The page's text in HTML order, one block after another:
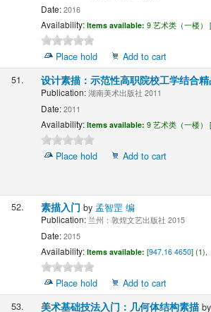
Date:2016
Availability: Items available: 9 艺术类（一楼） [
Place hold
Add to cart
51.
设计素描：示范性高职院校工学结合
Publication:湖南美术出版社 2011
Date:2011
Availability: Items available: 9 艺术类（一楼） [
Place hold Add to cart
52. 素描入门 by 孟智罡 编
Publication:兰州：敦煌文艺出版社 2015
Date:2015
Availability: Items available: [947.16 4650] (1),
Place hold
Add to cart
53.
美术基础技法入门：几何体结构素描 by